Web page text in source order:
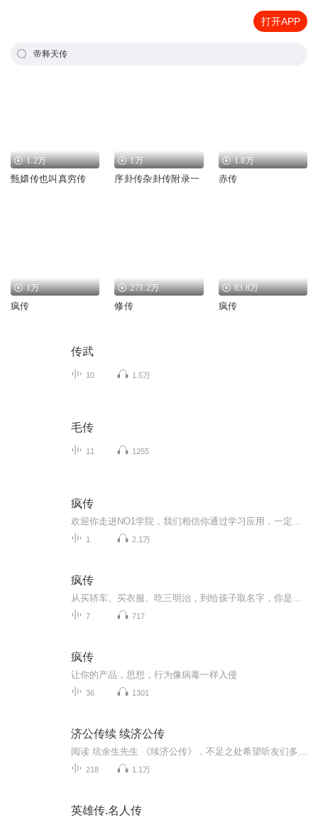
打开APP
帝释天传
1.2万
甄嬛传也叫真穷传
1万
序卦传杂卦传附录一
1.8万
赤传
1万
疯传
271.2万
修传
83.8万
疯传
传武
10 1.5万
毛传
11 1255
疯传
1 2.1万
疯传
7 717
疯传
让你的产品，思想，行为像病毒一样入侵
36 1301
济公传续 续济公传
218 1.1万
英雄传.名人传